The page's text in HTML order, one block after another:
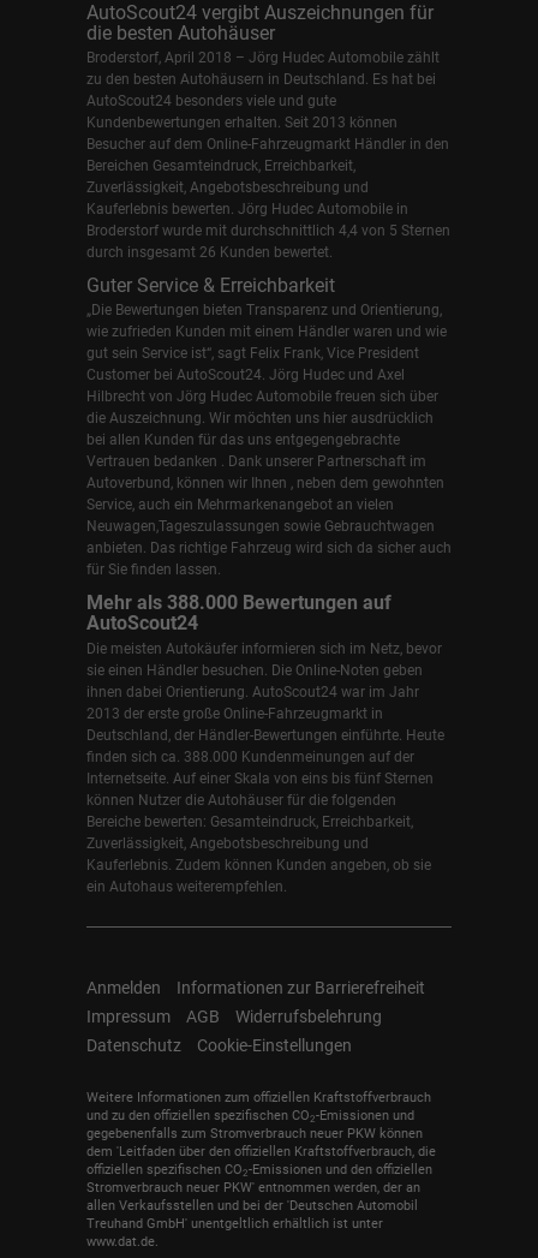
AutoScout24 vergibt Auszeichnungen für
die besten Autohäuser
Broderstorf, April 2018 – Jörg Hudec Automobile zählt
zu den besten Autohäusern in Deutschland. Es hat bei
AutoScout24 besonders viele und gute
Kundenbewertungen erhalten. Seit 2013 können
Besucher auf dem Online-Fahrzeugmarkt Händler in den
Bereichen Gesamteindruck, Erreichbarkeit,
Zuverlässigkeit, Angebotsbeschreibung und
Kauferlebnis bewerten. Jörg Hudec Automobile in
Broderstorf wurde mit durchschnittlich 4,4 von 5 Sternen
durch insgesamt 26 Kunden bewertet.
Guter Service & Erreichbarkeit
„Die Bewertungen bieten Transparenz und Orientierung,
wie zufrieden Kunden mit einem Händler waren und wie
gut sein Service ist“, sagt Felix Frank, Vice President
Customer bei AutoScout24. Jörg Hudec und Axel
Hilbrecht von Jörg Hudec Automobile freuen sich über
die Auszeichnung. Wir möchten uns hier ausdrücklich
bei allen Kunden für das uns entgegengebrachte
Vertrauen bedanken . Dank unserer Partnerschaft im
Autoverbund, können wir Ihnen , neben dem gewohnten
Service, auch ein Mehrmarkenangebot an vielen
Neuwagen,Tageszulassungen sowie Gebrauchtwagen
anbieten. Das richtige Fahrzeug wird sich da sicher auch
für Sie finden lassen.
Mehr als 388.000 Bewertungen auf
AutoScout24
Die meisten Autokäufer informieren sich im Netz, bevor
sie einen Händler besuchen. Die Online-Noten geben
ihnen dabei Orientierung. AutoScout24 war im Jahr
2013 der erste große Online-Fahrzeugmarkt in
Deutschland, der Händler-Bewertungen einführte. Heute
finden sich ca. 388.000 Kundenmeinungen auf der
Internetseite. Auf einer Skala von eins bis fünf Sternen
können Nutzer die Autohäuser für die folgenden
Bereiche bewerten: Gesamteindruck, Erreichbarkeit,
Zuverlässigkeit, Angebotsbeschreibung und
Kauferlebnis. Zudem können Kunden angeben, ob sie
ein Autohaus weiterempfehlen.
Anmelden
Informationen zur Barrierefreiheit
Impressum
AGB
Widerrufsbelehrung
Datenschutz
Cookie-Einstellungen
Weitere Informationen zum offiziellen Kraftstoffverbrauch
und zu den offiziellen spezifischen CO2-Emissionen und
gegebenenfalls zum Stromverbrauch neuer PKW können
dem 'Leitfaden über den offiziellen Kraftstoffverbrauch, die
offiziellen spezifischen CO2-Emissionen und den offiziellen
Stromverbrauch neuer PKW' entnommen werden, der an
allen Verkaufsstellen und bei der 'Deutschen Automobil
Treuhand GmbH' unentgeltlich erhältlich ist unter
www.dat.de.